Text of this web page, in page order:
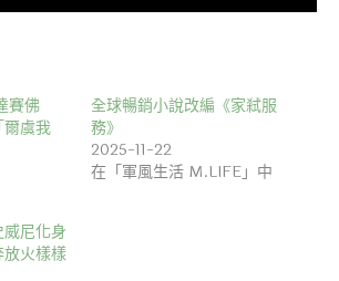
賽佛
虞我
全球暢銷小說改編《家弒服
務》
2025-11-22
在「軍風生活 M.LIFE」中
威尼化身
火樣樣